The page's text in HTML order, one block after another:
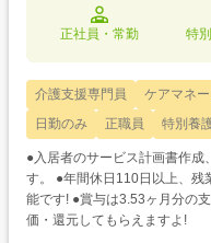
正社員・常勤 特
介護支援専門員 ケアマネ
日勤のみ
正職員 特別養
●入居者のサービス計画書作成
す。 ●年間休日110日以上、残
能です! ●賞与は3.53ヶ月分の
価・還元してもらえますよ!